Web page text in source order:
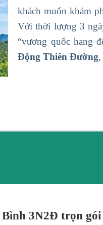
khách muốn khám
Với thời lượng 3
“vương quốc hang
Động Thiên Đường
3N2Đ trọn